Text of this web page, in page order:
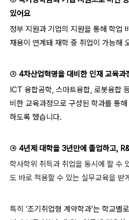
있어요
정부 지원과 기업의 지원을 통해 학업
채용이 연계돼 재학 중 취업이 가능해
③ 4차산업혁명을 대비한 인재 교육과
ICT 융합공학, 스마트융합, 로봇융합
비한 교육과정으로 구성된 학과를 통
하도록 했습니다.
④ 4년제 대학을 3년만에 졸업하고,
학사학위 취득과 취업을 동시에 할 수
도 바로 적용할 수 있는 실무교육을 받
특히 ‘조기취업형 계약학과’는 학교별